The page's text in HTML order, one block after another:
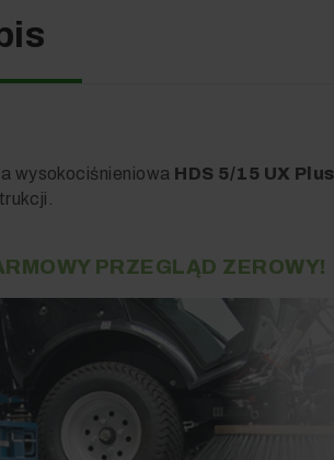
wysokociśnieniowa HDS 5/15 UX Plus
PRZEGLĄD ZEROWY!